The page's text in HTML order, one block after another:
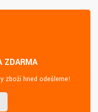
ZDARMA
zboží hned odešleme!